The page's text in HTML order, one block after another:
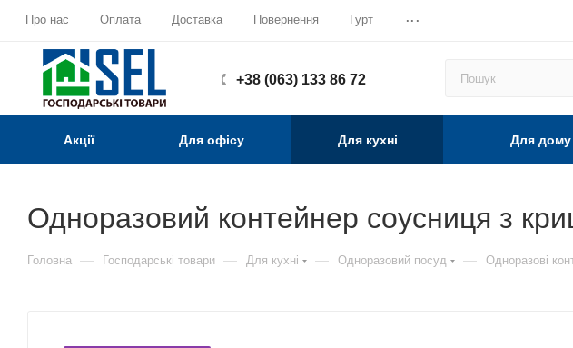
Про нас Оплата Доставка Повернення Гурт ...
+38 (063) 133 86 72
Акції Для офісу Для кухні Для дому
Одноразовий контейнер соусниця з
Головна — Господарські товари — Для кухні — Одноразовий посуд — Одноразові